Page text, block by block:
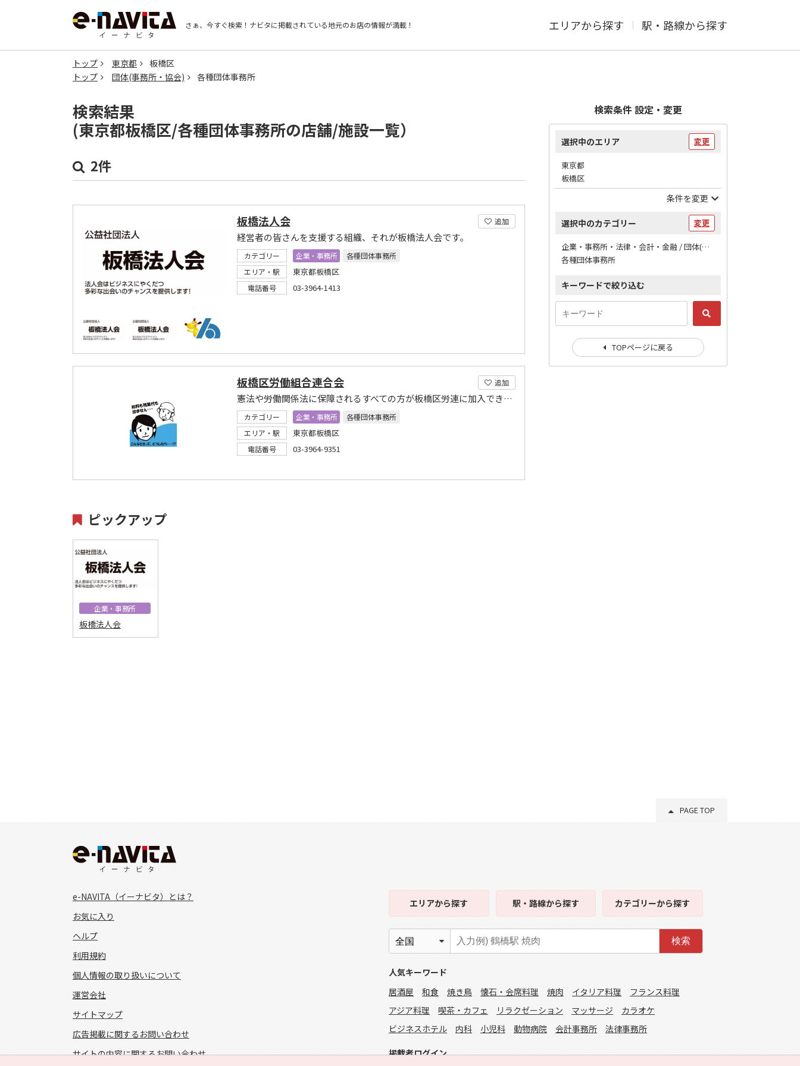
さぁ、今すぐ検索！ ナビタに掲載されている地元のお店の情報が満載！ エリアから探す 駅・路線から探す
トップ 東京都
板橋区
トップ
団体(事務所・協会) 各種団体事務所
検索結果
(東京都板橋区/各種団体事務所の店舗/施設一覧）
2件
追加
板橋法人会
経営者の皆さんを支援する組織、それが板橋法人会です。
カテゴリー 企業・事務所
各種団体事務所
エリア・駅
東京都板橋区
電話番号 03-3964-1413
追加
板橋区労働組合連合会
憲法や労働関係法に保障されるすべての方が板橋区労連に加入できる組織です
カテゴリー 企業・事務所
各種団体事務所
エリア・駅
東京都板橋区
電話番号 03-3964-9351
ピックアップ
企業・事務所
板橋法人会
検索条件 設定・変更
選択中のエリア 変更
東京都
板橋区
条件を変更
選択中のカテゴリー 変更
企業・事務所・法律・会計・金融 / 団体(事務所・協会)
各種団体事務所
キーワードで絞り込む
TOPページに戻る
PAGE TOP
e-NAVITA（イーナビタ）とは？
お気に入り
ヘルプ
利用規約
個人情報の取り扱いについて
運営会社
サイトマップ
広告掲載に関するお問い合わせ
サイトの内容に関するお問い合わせ
エリアから探す 駅・路線から探す カテゴリーから探す
検索
人気キーワード
居酒屋
和食 焼き鳥 懐石・会席料理 焼肉 イタリア料理
フランス料理
アジア料理
喫茶・カフェ リラクゼーション マッサージ
カラオケ
ビジネスホテル
内科 小児科 動物病院 会計事務所 法律事務所
掲載者ログイン